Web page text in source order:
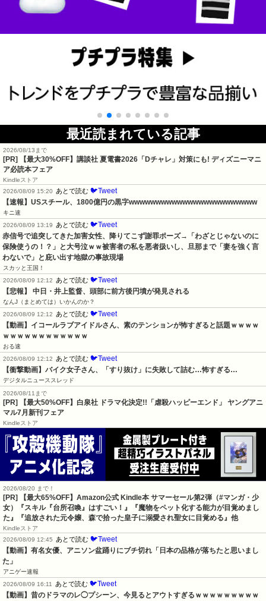
最近読まれている記事
2026/08/13まで
[PR] 【最大30%OFF】講談社 夏電書2026「Dチャレ」対策にも! ディズニーマニ
ア必読本フェア
Kindleストア
2026/08/09 15:20
あとで読む 🐦Tweet
【速報】USスチール、1800億円の黒字wwwwwwwwwwwwwwwwwwwwwwww
キニ速
2026/08/09 13:19
あとで読む 🐦Tweet
赤信号で追突してきた加害女性、降りてこず謝罪ポーズ→「わざとじゃないのに
保険使うの！？」と大号泣ｗｗ被害者の私を悪者扱いし、旦那まで「妻を強く言
わないで」と庇い出す地獄の事故現場
スカッと王国！
2026/08/09 12:12
あとで読む 🐦Tweet
【悲報】 中日・井上監督、頭部に前方後円墳が発見される
なんJ（まとめては）いかんのか？
2026/08/09 12:12
あとで読む 🐦Tweet
【動画】イコールラブアイドルさん、素のテンションが怖すぎると話題ｗｗｗｗ
ｗｗｗｗｗｗｗｗｗｗｗｗ
おる速
2026/08/09 12:12
あとで読む 🐦Tweet
【衝撃動画】バイク女子さん、「すり抜け」に失敗して詰む…怖すぎる…
デジタルニューススレッド
2026/08/11まで
[PR] 【最大50%OFF】白泉社 ドラマ化決定!!「虐殺ハッピーエンド」 ヤングアニ
マル7月新刊フェア
Kindleストア
2026/08/20 まで！
[PR]
【最大65%OFF】Amazon公式 Kindle本 サマーセール第2弾（#マンガ・少
女）『スキル『台所召喚』はすごい！』『魔物をペット化する能力が目覚めまし
た』『追放された元令嬢、森で拾った皇子に溺愛され聖女に目覚める』他
Kindleストア
2026/08/09 12:45
あとで読む 🐦Tweet
【動画】有名女優、アニソン盆踊りにブチ切れ「日本の品格が落ちたと思いまし
た」
アニゲー速報
2026/08/09 16:11
あとで読む 🐦Tweet
【動画】昔のドラマのレ◯プシーン、今見るとアウトすぎるｗｗｗｗｗｗｗｗｗ